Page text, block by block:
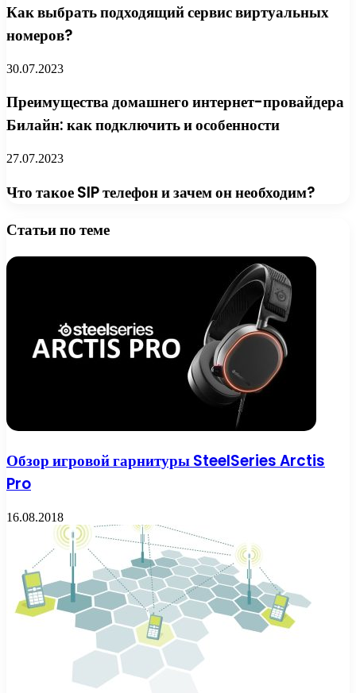
Как выбрать подходящий сервис виртуальных
номеров?
30.07.2023
Преимущества домашнего интернет-провайдера
Билайн: как подключить и особенности
27.07.2023
Что такое SIP телефон и зачем он необходим?
Статьи по теме
Обзор игровой гарнитуры SteelSeries Arctis
Pro
16.08.2018